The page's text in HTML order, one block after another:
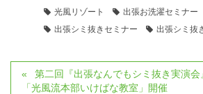
光風リゾート
出張お洗濯セミナー
出張シミ抜きセミナー
出張シミ抜
第二回『出張なんでもシミ抜き実演
「光風流本部いけばな教室」開催